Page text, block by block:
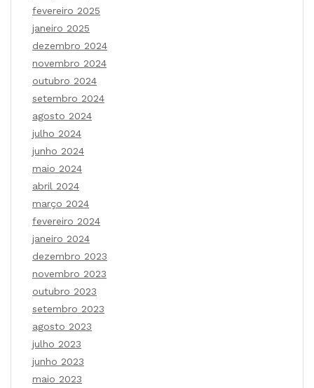
fevereiro 2025
janeiro 2025
dezembro 2024
novembro 2024
outubro 2024
setembro 2024
agosto 2024
julho 2024
junho 2024
maio 2024
abril 2024
março 2024
fevereiro 2024
janeiro 2024
dezembro 2023
novembro 2023
outubro 2023
setembro 2023
agosto 2023
julho 2023
junho 2023
maio 2023